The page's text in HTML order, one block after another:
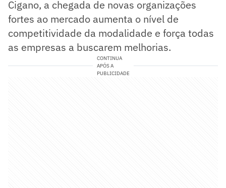
Cigano, a chegada de novas organizações
fortes ao mercado aumenta o nível de
competitividade da modalidade e força todas
as empresas a buscarem melhorias.
CONTINUA
APÓS A
PUBLICIDADE